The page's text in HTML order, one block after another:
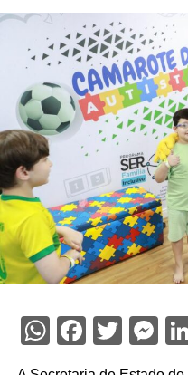
WhatsApp